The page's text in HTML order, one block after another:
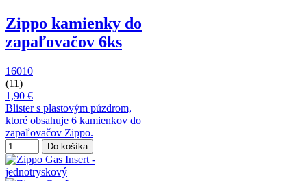
Zippo kamienky do
zapaľovačov 6ks
16010
(11)
1,90 €
Blister s plastovým púzdrom,
ktoré obsahuje 6 kamienkov do
zapaľovačov Zippo.
Do košíka